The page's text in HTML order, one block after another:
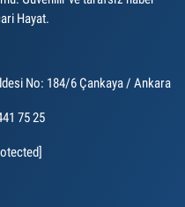
Hayat.
No: 184/6 Çankaya / Ankara
75 25